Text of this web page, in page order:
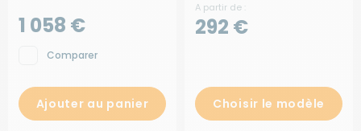
1 058 €
Comparer
Ajouter au panier
A partir de :
292 €
Choisir le modèle